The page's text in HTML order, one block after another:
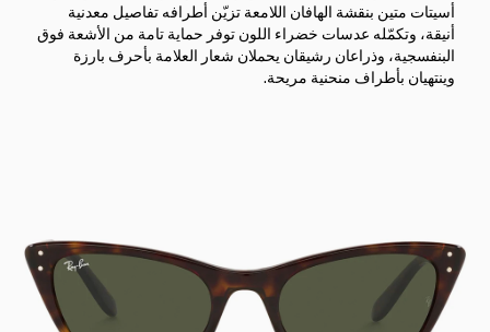
أسيتات متين بنقشة الهافان اللامعة تزيّن أطرافه تفاصيل معدنية
أنيقة، وتكمّله عدسات خضراء اللون توفر حماية تامة من الأشعة فوق
البنفسجية، وذراعان رشيقان يحملان شعار العلامة بأحرف بارزة
وينتهيان بأطراف منحنية مريحة.